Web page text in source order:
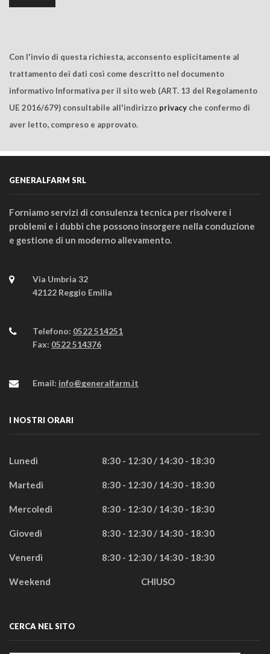
Con l'invio di questa richiesta, acconsento esplicitamente al
trattamento dei dati così come descritto nel documento
informativo Informativa per il sito web (ART. 13 del Regolamento
UE 2016/679) consultabile all'indirizzo privacy che confermo di
aver letto, compreso e approvato.
GENERALFARM SRL
Forniamo servizi di consulenza tecnica per risolvere i
problemi e i dubbi che possono insorgere nella conduzione
e gestione di un moderno allevamento.
Via Umbria 32
42122 Reggio Emilia
Telefono: 0522 514251
Fax: 0522 514376
Email: info@generalfarm.it
I NOSTRI ORARI
Lunedì 8:30 - 12:30 / 14:30 - 18:30
Martedì 8:30 - 12:30 / 14:30 - 18:30
Mercoledì 8:30 - 12:30 / 14:30 - 18:30
Giovedì 8:30 - 12:30 / 14:30 - 18:30
Venerdì 8:30 - 12:30 / 14:30 - 18:30
Weekend CHIUSO
CERCA NEL SITO